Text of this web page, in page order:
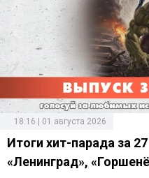
18:16 | 01 августа 2026
Итоги хит-парада за
«Ленинград»,